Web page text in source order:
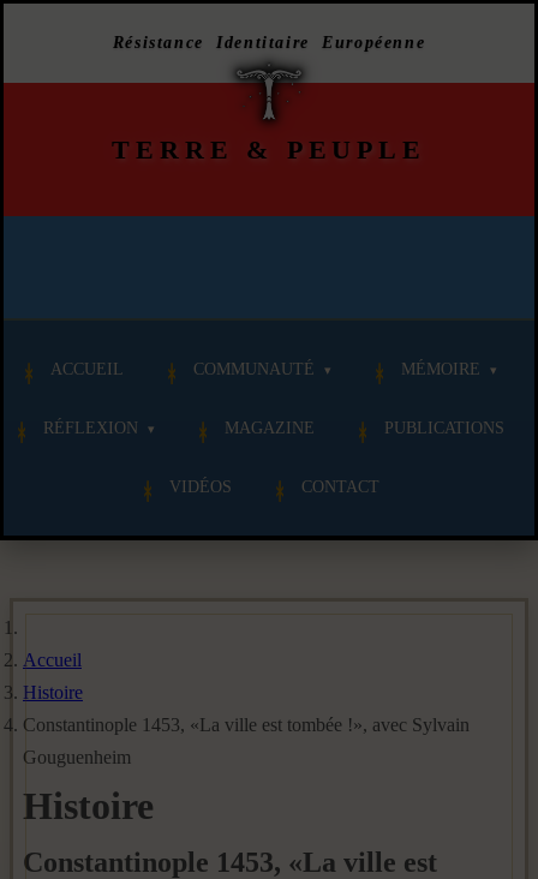
Résistance Identitaire Européenne
TERRE & PEUPLE
ACCUEIL COMMUNAUTÉ MÉMOIRE
RÉFLEXION MAGAZINE PUBLICATIONS
VIDÉOS CONTACT
Accueil
Histoire
Constantinople 1453, «La ville est tombée !», avec Sylvain
Gouguenheim
Histoire
Constantinople 1453, «La ville est